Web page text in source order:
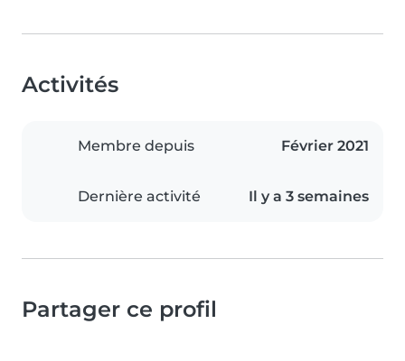
Activités
Membre depuis Février 2021
Dernière activité Il y a 3 semaines
Partager ce profil